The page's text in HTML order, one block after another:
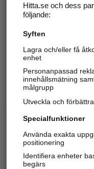
Hitta.se - Gratis
Sök företag, personer
Hitta telefonnummer,
Hitta.se och dess
följande:
Syften
Lagra och/eller få
enhet
Personanpassad
innehållsmätning
målgrupp
Utveckla och
Specialfunktioner
Använda exakta
positionering
Identifiera enheter
begärs